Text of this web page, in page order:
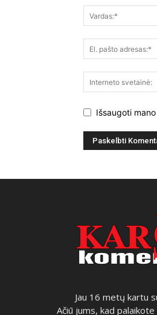
Išsaugoti
Jau 16 metų kartu
Ačiū jums, kad